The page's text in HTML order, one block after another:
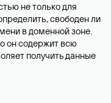
не только для
свободен ли
в доменной зоне.
он содержит всю
получить данные